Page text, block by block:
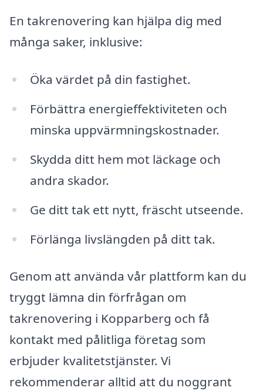
En takrenovering kan hjälpa dig med
många saker, inklusive:
Öka värdet på din fastighet.
Förbättra energieffektiviteten och
minska uppvärmningskostnader.
Skydda ditt hem mot läckage och
andra skador.
Ge ditt tak ett nytt, fräscht utseende.
Förlänga livslängden på ditt tak.
Genom att använda vår plattform kan du
tryggt lämna din förfrågan om
takrenovering i Kopparberg och få
kontakt med pålitliga företag som
erbjuder kvalitetstjänster. Vi
rekommenderar alltid att du noggrant